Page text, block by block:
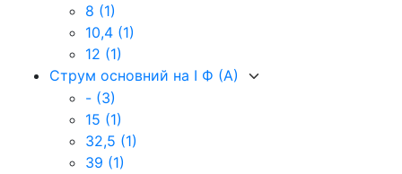
8 (1)
10,4 (1)
12 (1)
Струм основний на I Ф (А)
- (3)
15 (1)
32,5 (1)
39 (1)